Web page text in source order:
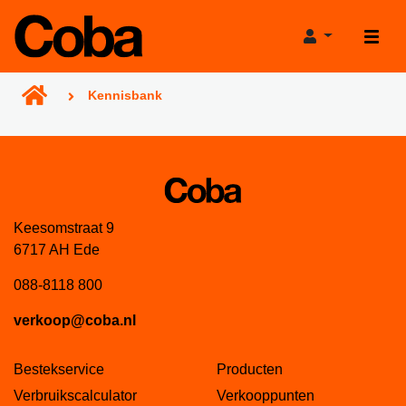
Projecthulp
Verbruikscalculator
Productadviestool
Projectgarantie
Verkooppunten
Projecten
Nieuws
Bereikbaarheid tijdens de bouwvak!
Over Coba
Kennisbank
Keesomstraat 9
6717 AH Ede
088-8118 800
verkoop@coba.nl
Bestekservice
Verbruikscalculator
Producten
Verkooppunten